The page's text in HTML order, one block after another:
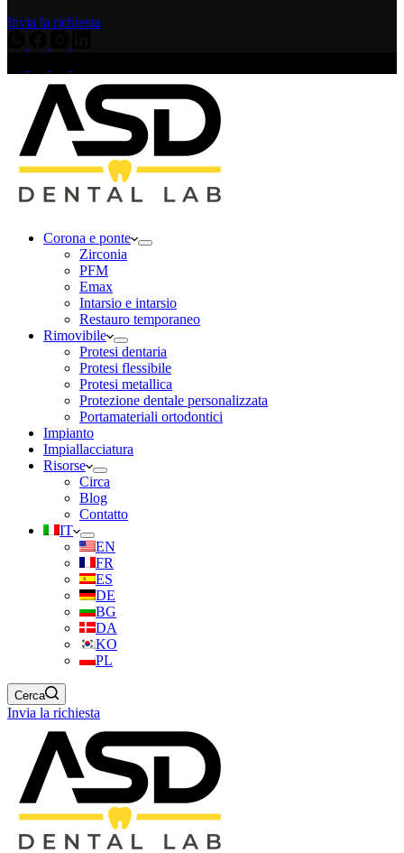
Invia la richiesta
Corona e ponte
Zirconia
PFM
Emax
Intarsio e intarsio
Restauro temporaneo
Rimovibile
Protesi dentaria
Protesi flessibile
Protesi metallica
Protezione dentale personalizzata
Portamateriali ortodontici
Impianto
Impiallacciatura
Risorse
Circa
Blog
Contatto
IT
EN
FR
ES
DE
BG
DA
KO
PL
Cerca
Invia la richiesta